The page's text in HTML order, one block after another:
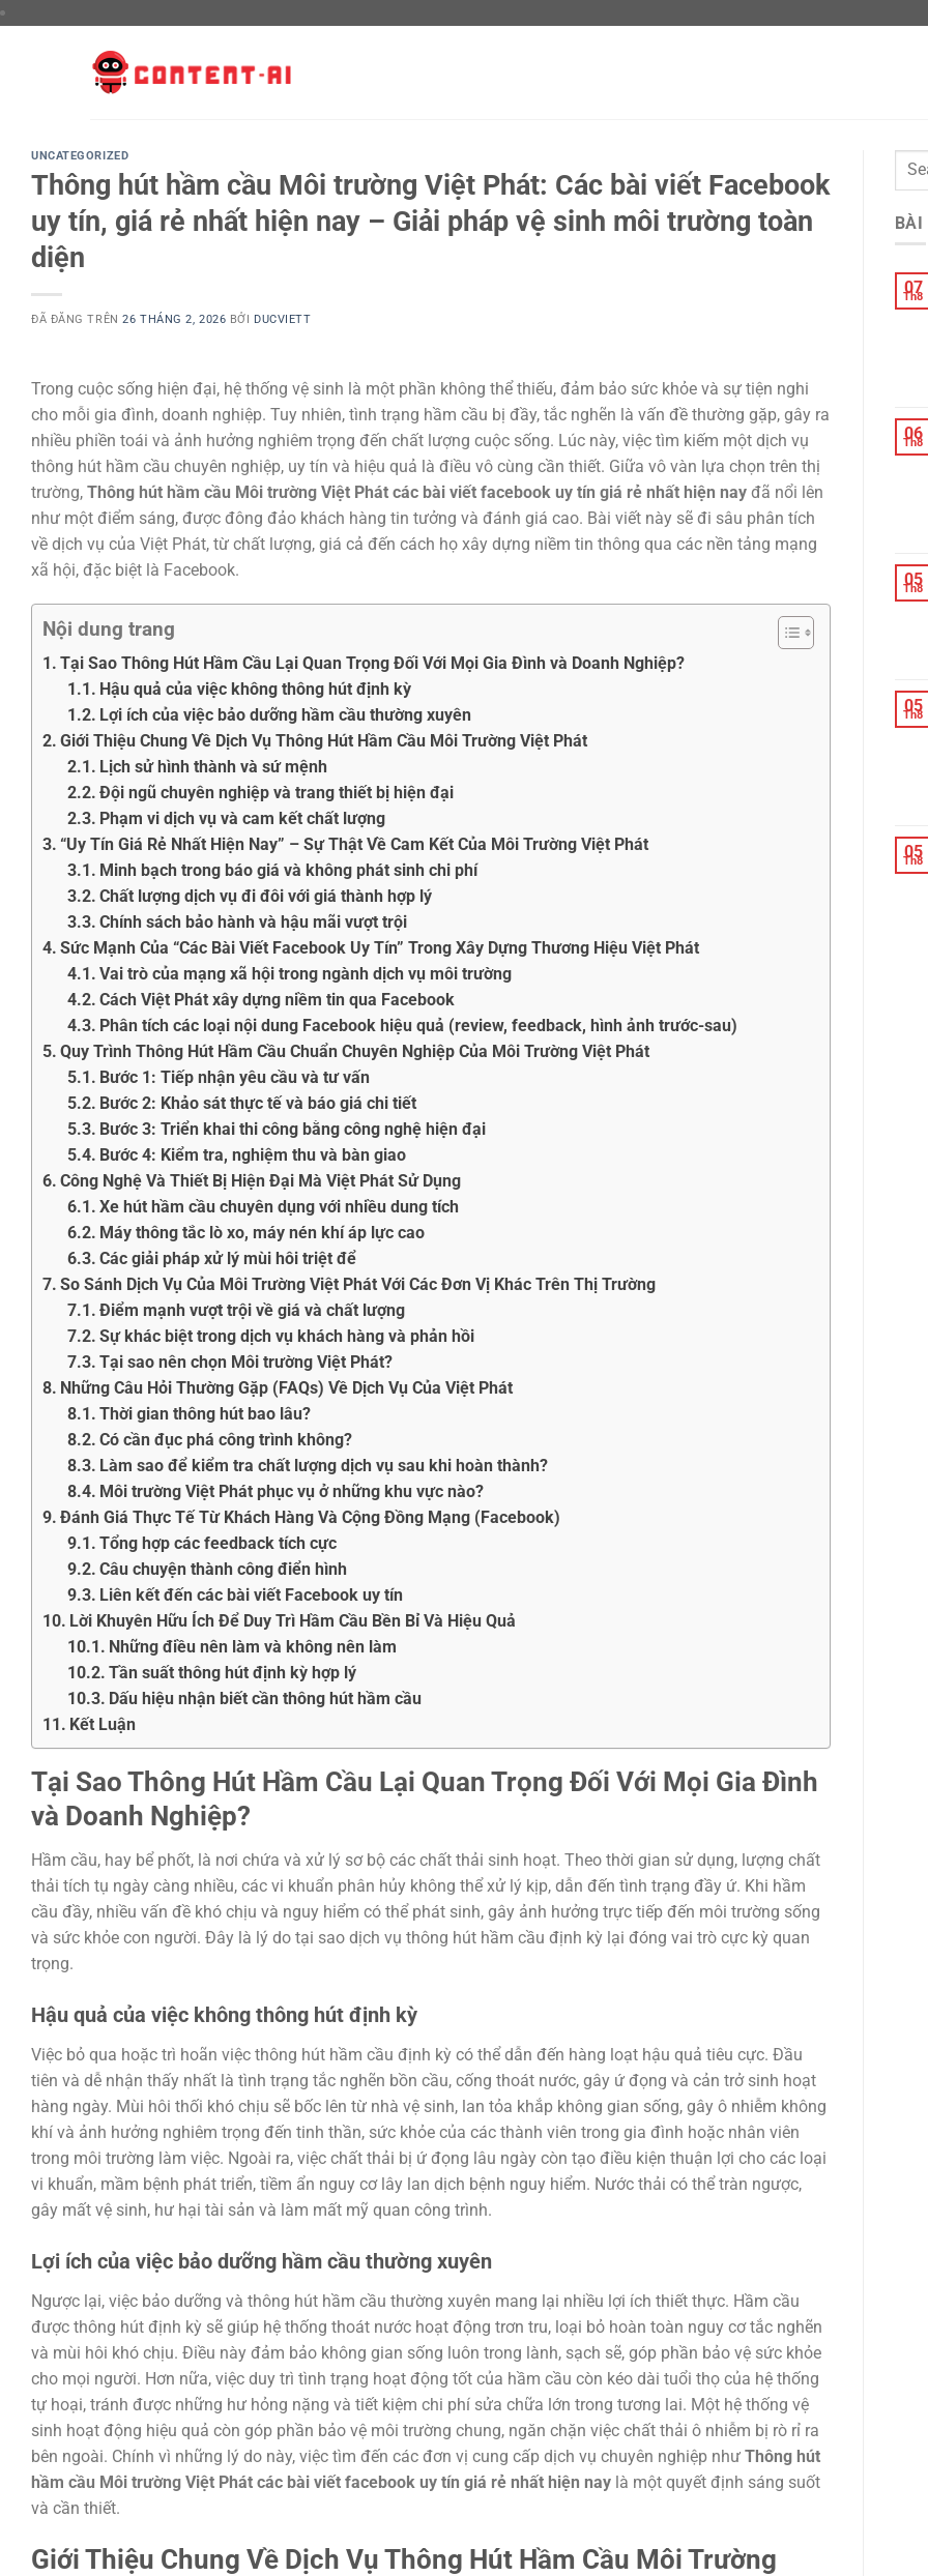
UNCATEGORIZED
Thông hút hầm cầu Môi trường Việt Phát: Các bài viết Facebook
uy tín, giá rẻ nhất hiện nay – Giải pháp vệ sinh môi trường toàn
diện
ĐÃ ĐĂNG TRÊN26 THÁNG 2, 2026 BỞI DUCVIETT
Trong cuộc sống hiện đại, hệ thống vệ sinh là một phần không thể thiếu, đảm bảo sức khỏe và sự tiện nghi
cho mỗi gia đình, doanh nghiệp. Tuy nhiên, tình trạng hầm cầu bị đầy, tắc nghẽn là vấn đề thường gặp, gây ra
nhiều phiền toái và ảnh hưởng nghiêm trọng đến chất lượng cuộc sống. Lúc này, việc tìm kiếm một dịch vụ
thông hút hầm cầu chuyên nghiệp, uy tín và hiệu quả là điều vô cùng cần thiết. Giữa vô vàn lựa chọn trên thị
trường, Thông hút hầm cầu Môi trường Việt Phát các bài viết facebook uy tín giá rẻ nhất hiện nay đã nổi lên
như một điểm sáng, được đông đảo khách hàng tin tưởng và đánh giá cao. Bài viết này sẽ đi sâu phân tích
về dịch vụ của Việt Phát, từ chất lượng, giá cả đến cách họ xây dựng niềm tin thông qua các nền tảng mạng
xã hội, đặc biệt là Facebook.
Nội dung trang
Tại Sao Thông Hút Hầm Cầu Lại Quan Trọng Đối Với Mọi Gia Đình và Doanh Nghiệp?
Hậu quả của việc không thông hút định kỳ
Lợi ích của việc bảo dưỡng hầm cầu thường xuyên
Giới Thiệu Chung Về Dịch Vụ Thông Hút Hầm Cầu Môi Trường Việt Phát
Lịch sử hình thành và sứ mệnh
Đội ngũ chuyên nghiệp và trang thiết bị hiện đại
Phạm vi dịch vụ và cam kết chất lượng
“Uy Tín Giá Rẻ Nhất Hiện Nay” – Sự Thật Về Cam Kết Của Môi Trường Việt Phát
Minh bạch trong báo giá và không phát sinh chi phí
Chất lượng dịch vụ đi đôi với giá thành hợp lý
Chính sách bảo hành và hậu mãi vượt trội
Sức Mạnh Của “Các Bài Viết Facebook Uy Tín” Trong Xây Dựng Thương Hiệu Việt Phát
Vai trò của mạng xã hội trong ngành dịch vụ môi trường
Cách Việt Phát xây dựng niềm tin qua Facebook
Phân tích các loại nội dung Facebook hiệu quả (review, feedback, hình ảnh trước-sau)
Quy Trình Thông Hút Hầm Cầu Chuẩn Chuyên Nghiệp Của Môi Trường Việt Phát
Bước 1: Tiếp nhận yêu cầu và tư vấn
Bước 2: Khảo sát thực tế và báo giá chi tiết
Bước 3: Triển khai thi công bằng công nghệ hiện đại
Bước 4: Kiểm tra, nghiệm thu và bàn giao
Công Nghệ Và Thiết Bị Hiện Đại Mà Việt Phát Sử Dụng
Xe hút hầm cầu chuyên dụng với nhiều dung tích
Máy thông tắc lò xo, máy nén khí áp lực cao
Các giải pháp xử lý mùi hôi triệt để
So Sánh Dịch Vụ Của Môi Trường Việt Phát Với Các Đơn Vị Khác Trên Thị Trường
Điểm mạnh vượt trội về giá và chất lượng
Sự khác biệt trong dịch vụ khách hàng và phản hồi
Tại sao nên chọn Môi trường Việt Phát?
Những Câu Hỏi Thường Gặp (FAQs) Về Dịch Vụ Của Việt Phát
Thời gian thông hút bao lâu?
Có cần đục phá công trình không?
Làm sao để kiểm tra chất lượng dịch vụ sau khi hoàn thành?
Môi trường Việt Phát phục vụ ở những khu vực nào?
Đánh Giá Thực Tế Từ Khách Hàng Và Cộng Đồng Mạng (Facebook)
Tổng hợp các feedback tích cực
Câu chuyện thành công điển hình
Liên kết đến các bài viết Facebook uy tín
Lời Khuyên Hữu Ích Để Duy Trì Hầm Cầu Bền Bỉ Và Hiệu Quả
Những điều nên làm và không nên làm
Tần suất thông hút định kỳ hợp lý
Dấu hiệu nhận biết cần thông hút hầm cầu
Kết Luận
Tại Sao Thông Hút Hầm Cầu Lại Quan Trọng Đối Với Mọi Gia Đình
và Doanh Nghiệp?
Hầm cầu, hay bể phốt, là nơi chứa và xử lý sơ bộ các chất thải sinh hoạt. Theo thời gian sử dụng, lượng chất
thải tích tụ ngày càng nhiều, các vi khuẩn phân hủy không thể xử lý kịp, dẫn đến tình trạng đầy ứ. Khi hầm
cầu đầy, nhiều vấn đề khó chịu và nguy hiểm có thể phát sinh, gây ảnh hưởng trực tiếp đến môi trường sống
và sức khỏe con người. Đây là lý do tại sao dịch vụ thông hút hầm cầu định kỳ lại đóng vai trò cực kỳ quan
trọng.
Hậu quả của việc không thông hút định kỳ
Việc bỏ qua hoặc trì hoãn việc thông hút hầm cầu định kỳ có thể dẫn đến hàng loạt hậu quả tiêu cực. Đầu
tiên và dễ nhận thấy nhất là tình trạng tắc nghẽn bồn cầu, cống thoát nước, gây ứ đọng và cản trở sinh hoạt
hàng ngày. Mùi hôi thối khó chịu sẽ bốc lên từ nhà vệ sinh, lan tỏa khắp không gian sống, gây ô nhiễm không
khí và ảnh hưởng nghiêm trọng đến tinh thần, sức khỏe của các thành viên trong gia đình hoặc nhân viên
trong môi trường làm việc. Ngoài ra, việc chất thải bị ứ đọng lâu ngày còn tạo điều kiện thuận lợi cho các loại
vi khuẩn, mầm bệnh phát triển, tiềm ẩn nguy cơ lây lan dịch bệnh nguy hiểm. Nước thải có thể tràn ngược,
gây mất vệ sinh, hư hại tài sản và làm mất mỹ quan công trình.
Lợi ích của việc bảo dưỡng hầm cầu thường xuyên
Ngược lại, việc bảo dưỡng và thông hút hầm cầu thường xuyên mang lại nhiều lợi ích thiết thực. Hầm cầu
được thông hút định kỳ sẽ giúp hệ thống thoát nước hoạt động trơn tru, loại bỏ hoàn toàn nguy cơ tắc nghẽn
và mùi hôi khó chịu. Điều này đảm bảo không gian sống luôn trong lành, sạch sẽ, góp phần bảo vệ sức khỏe
cho mọi người. Hơn nữa, việc duy trì tình trạng hoạt động tốt của hầm cầu còn kéo dài tuổi thọ của hệ thống
tự hoại, tránh được những hư hỏng nặng và tiết kiệm chi phí sửa chữa lớn trong tương lai. Một hệ thống vệ
sinh hoạt động hiệu quả còn góp phần bảo vệ môi trường chung, ngăn chặn việc chất thải ô nhiễm bị rò rỉ ra
bên ngoài. Chính vì những lý do này, việc tìm đến các đơn vị cung cấp dịch vụ chuyên nghiệp như Thông hút
hầm cầu Môi trường Việt Phát các bài viết facebook uy tín giá rẻ nhất hiện nay là một quyết định sáng suốt
và cần thiết.
Giới Thiệu Chung Về Dịch Vụ Thông Hút Hầm Cầu Môi Trường
BÀI
07
Th8
06
Th8
05
Th8
05
Th8
05
Th8